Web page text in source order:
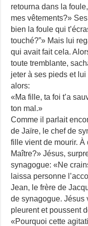
retourna dans la
mes vêtements?»
bien la foule qui
touché?”» Mais lui
qui avait fait cela.
toute tremblante,
jeter à ses pieds et
alors:
«Ma fille, ta foi t’a
ton mal.»
Comme il parlait
de Jaïre, le chef de
fille vient de mourir.
Maître?» Jésus,
synagogue: «Ne
laissa personne
Jean, le frère de
de synagogue. Jésus
pleurent et poussent
«Pourquoi cette